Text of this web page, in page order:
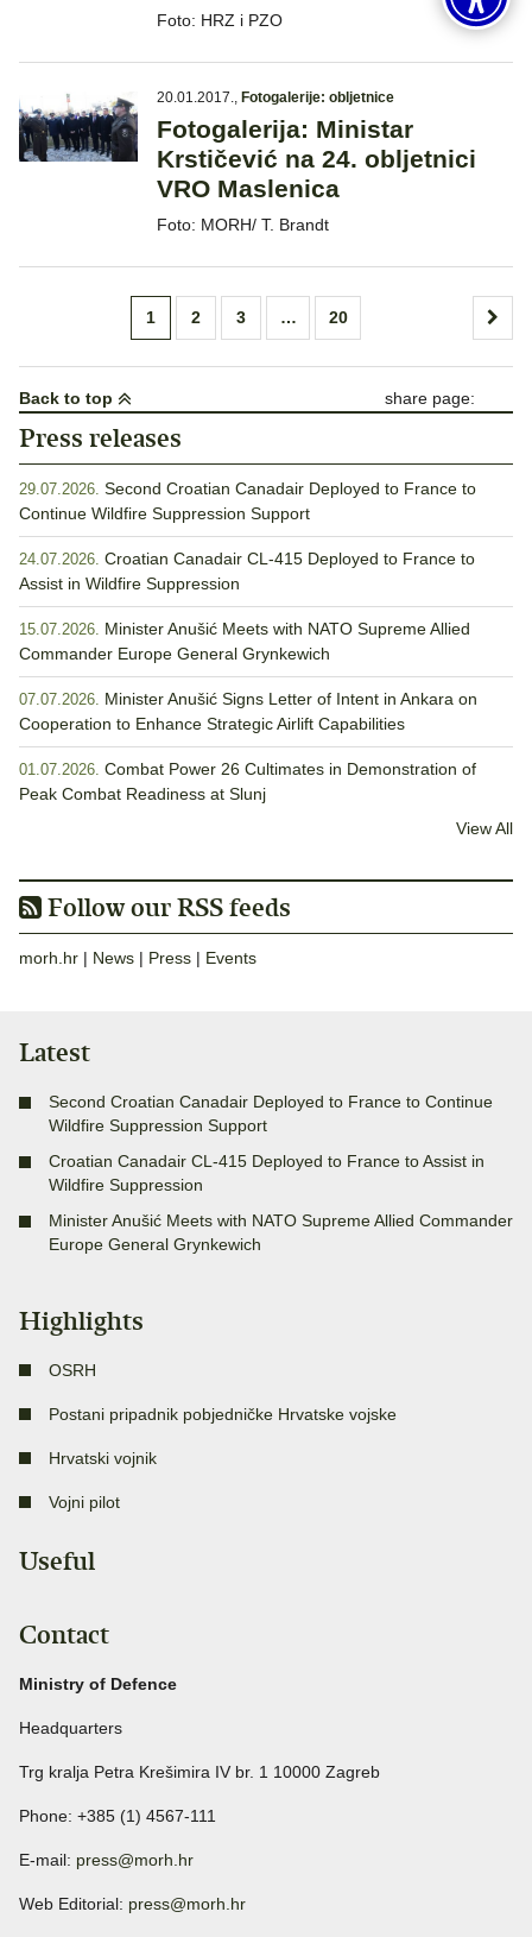
Foto: HRZ i PZO
20.01.2017., Fotogalerije: obljetnice
Fotogalerija: Ministar
Krstičević na 24. obljetnici
VRO Maslenica
Foto: MORH/ T. Brandt
1 2 3 … 20
Back to top share page:
Press releases
29.07.2026. Second Croatian Canadair Deployed to France to
Continue Wildfire Suppression Support
24.07.2026. Croatian Canadair CL-415 Deployed to France to
Assist in Wildfire Suppression
15.07.2026. Minister Anušić Meets with NATO Supreme Allied
Commander Europe General Grynkewich
07.07.2026. Minister Anušić Signs Letter of Intent in Ankara on
Cooperation to Enhance Strategic Airlift Capabilities
01.07.2026. Combat Power 26 Cultimates in Demonstration of
Peak Combat Readiness at Slunj
View All
Follow our RSS feeds
morh.hr | News | Press | Events
Latest
Second Croatian Canadair Deployed to France to Continue
Wildfire Suppression Support
Croatian Canadair CL-415 Deployed to France to Assist in
Wildfire Suppression
Minister Anušić Meets with NATO Supreme Allied Commander
Europe General Grynkewich
Highlights
OSRH
Postani pripadnik pobjedničke Hrvatske vojske
Hrvatski vojnik
Vojni pilot
Useful
Contact
Ministry of Defence
Headquarters
Trg kralja Petra Krešimira IV br. 1 10000 Zagreb
Phone: +385 (1) 4567-111
E-mail: press@morh.hr
Web Editorial: press@morh.hr